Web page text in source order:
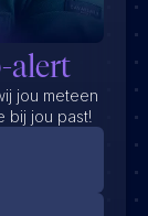
alert
jou meteen
bij jou past!